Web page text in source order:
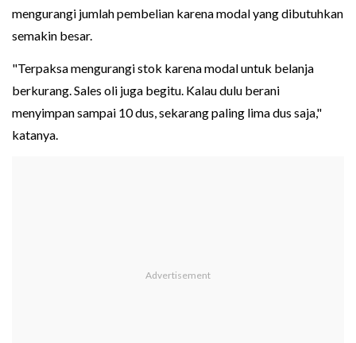
mengurangi jumlah pembelian karena modal yang dibutuhkan
semakin besar.
"Terpaksa mengurangi stok karena modal untuk belanja
berkurang. Sales oli juga begitu. Kalau dulu berani
menyimpan sampai 10 dus, sekarang paling lima dus saja,"
katanya.